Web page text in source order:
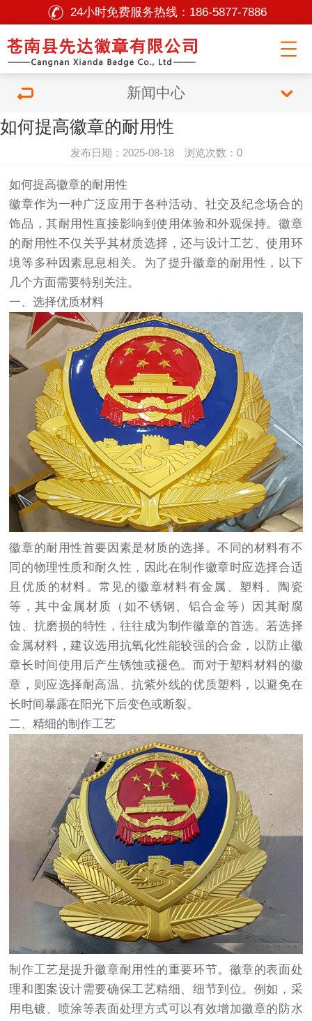
24小时免费服务热线： 186-5877-7886
新闻中心
如何提高徽章的耐用性
发布日期：2025-08-18 浏览次数：0
如何提高徽章的耐用性
徽章作为一种广泛应用于各种活动、社交及纪念场合的
饰品，其耐用性直接影响到使用体验和外观保持。徽章
的耐用性不仅关乎其材质选择，还与设计工艺、使用环
境等多种因素息息相关。为了提升徽章的耐用性，以下
几个方面需要特别关注。
一、选择优质材料
徽章的耐用性首要因素是材质的选择。不同的材料有不
同的物理性质和耐久性，因此在制作徽章时应选择合适
且优质的材料。常见的徽章材料有金属、塑料、陶瓷
等，其中金属材质（如不锈钢、铝合金等）因其耐腐
蚀、抗磨损的特性，往往成为制作徽章的首选。若选择
金属材料，建议选用抗氧化性能较强的合金，以防止徽
章长时间使用后产生锈蚀或褪色。而对于塑料材料的徽
章，则应选择耐高温、抗紫外线的优质塑料，以避免在
长时间暴露在阳光下后变色或断裂。
二、精细的制作工艺
制作工艺是提升徽章耐用性的重要环节。徽章的表面处
理和图案设计需要确保工艺精细、细节到位。例如，采
用电镀、喷涂等表面处理方式可以有效增加徽章的防水